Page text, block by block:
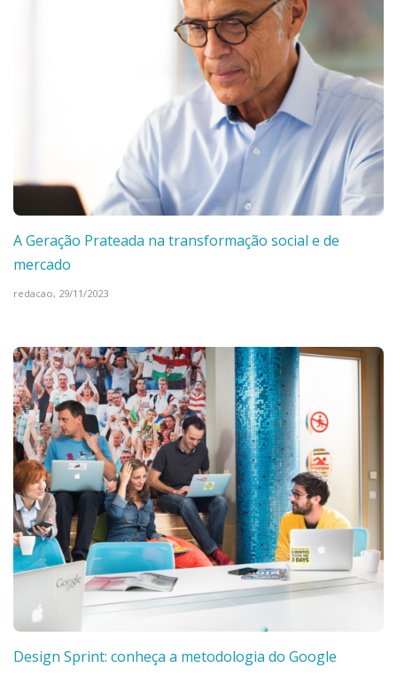
A Geração Prateada na transformação social e de
mercado
redacao, 29/11/2023
Design Sprint: conheça a metodologia do Google